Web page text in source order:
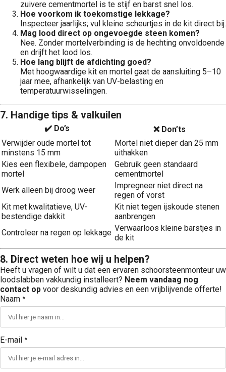
zuivere cementmortel is te stijf en barst snel los.
Hoe voorkom ik toekomstige lekkage?
Inspecteer jaarlijks; vul kleine scheurtjes in de kit direct bij.
Mag lood direct op ongevoegde steen komen?
Nee. Zonder mortelverbinding is de hechting onvoldoende
en drijft het lood los.
Hoe lang blijft de afdichting goed?
Met hoogwaardige kit en mortel gaat de aansluiting 5–10
jaar mee, afhankelijk van UV-belasting en
temperatuurwisselingen.
7. Handige tips & valkuilen
✔️ Do’s
❌ Don’ts
Verwijder oude mortel tot
minstens 15 mm
Mortel niet dieper dan 25 mm
uithakken
Kies een flexibele, dampopen
mortel
Gebruik geen standaard
cementmortel
Werk alleen bij droog weer
Impregneer niet direct na
regen of vorst
Kit met kwalitatieve, UV-
bestendige dakkit
Kit niet tegen ijskoude stenen
aanbrengen
Controleer na regen op lekkage Verwaarloos kleine barstjes in
de kit
8. Direct weten hoe wij u helpen?
Heeft u vragen of wilt u dat een ervaren schoorsteenmonteur uw
loodslabben vakkundig installeert? Neem vandaag nog
contact op voor deskundig advies en een vrijblijvende offerte!
Naam *
E-mail *